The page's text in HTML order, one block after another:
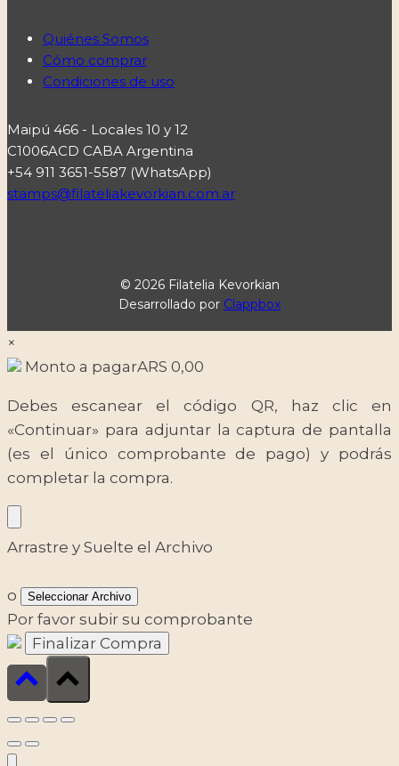
Quiénes Somos
Cómo comprar
Condiciones de uso
Maipú 466 - Locales 10 y 12
C1006ACD CABA Argentina
+54 911 3651-5587 (WhatsApp)
stamps@filateliakevorkian.com.ar
© 2026 Filatelia Kevorkian
Desarrollado por Clappbox
×
Monto a pagarARS 0,00
Debes escanear el código QR, haz clic en
«Continuar» para adjuntar la captura de pantalla
(es el único comprobante de pago) y podrás
completar la compra.
Arrastre y Suelte el Archivo
o Seleccionar Archivo
Por favor subir su comprobante